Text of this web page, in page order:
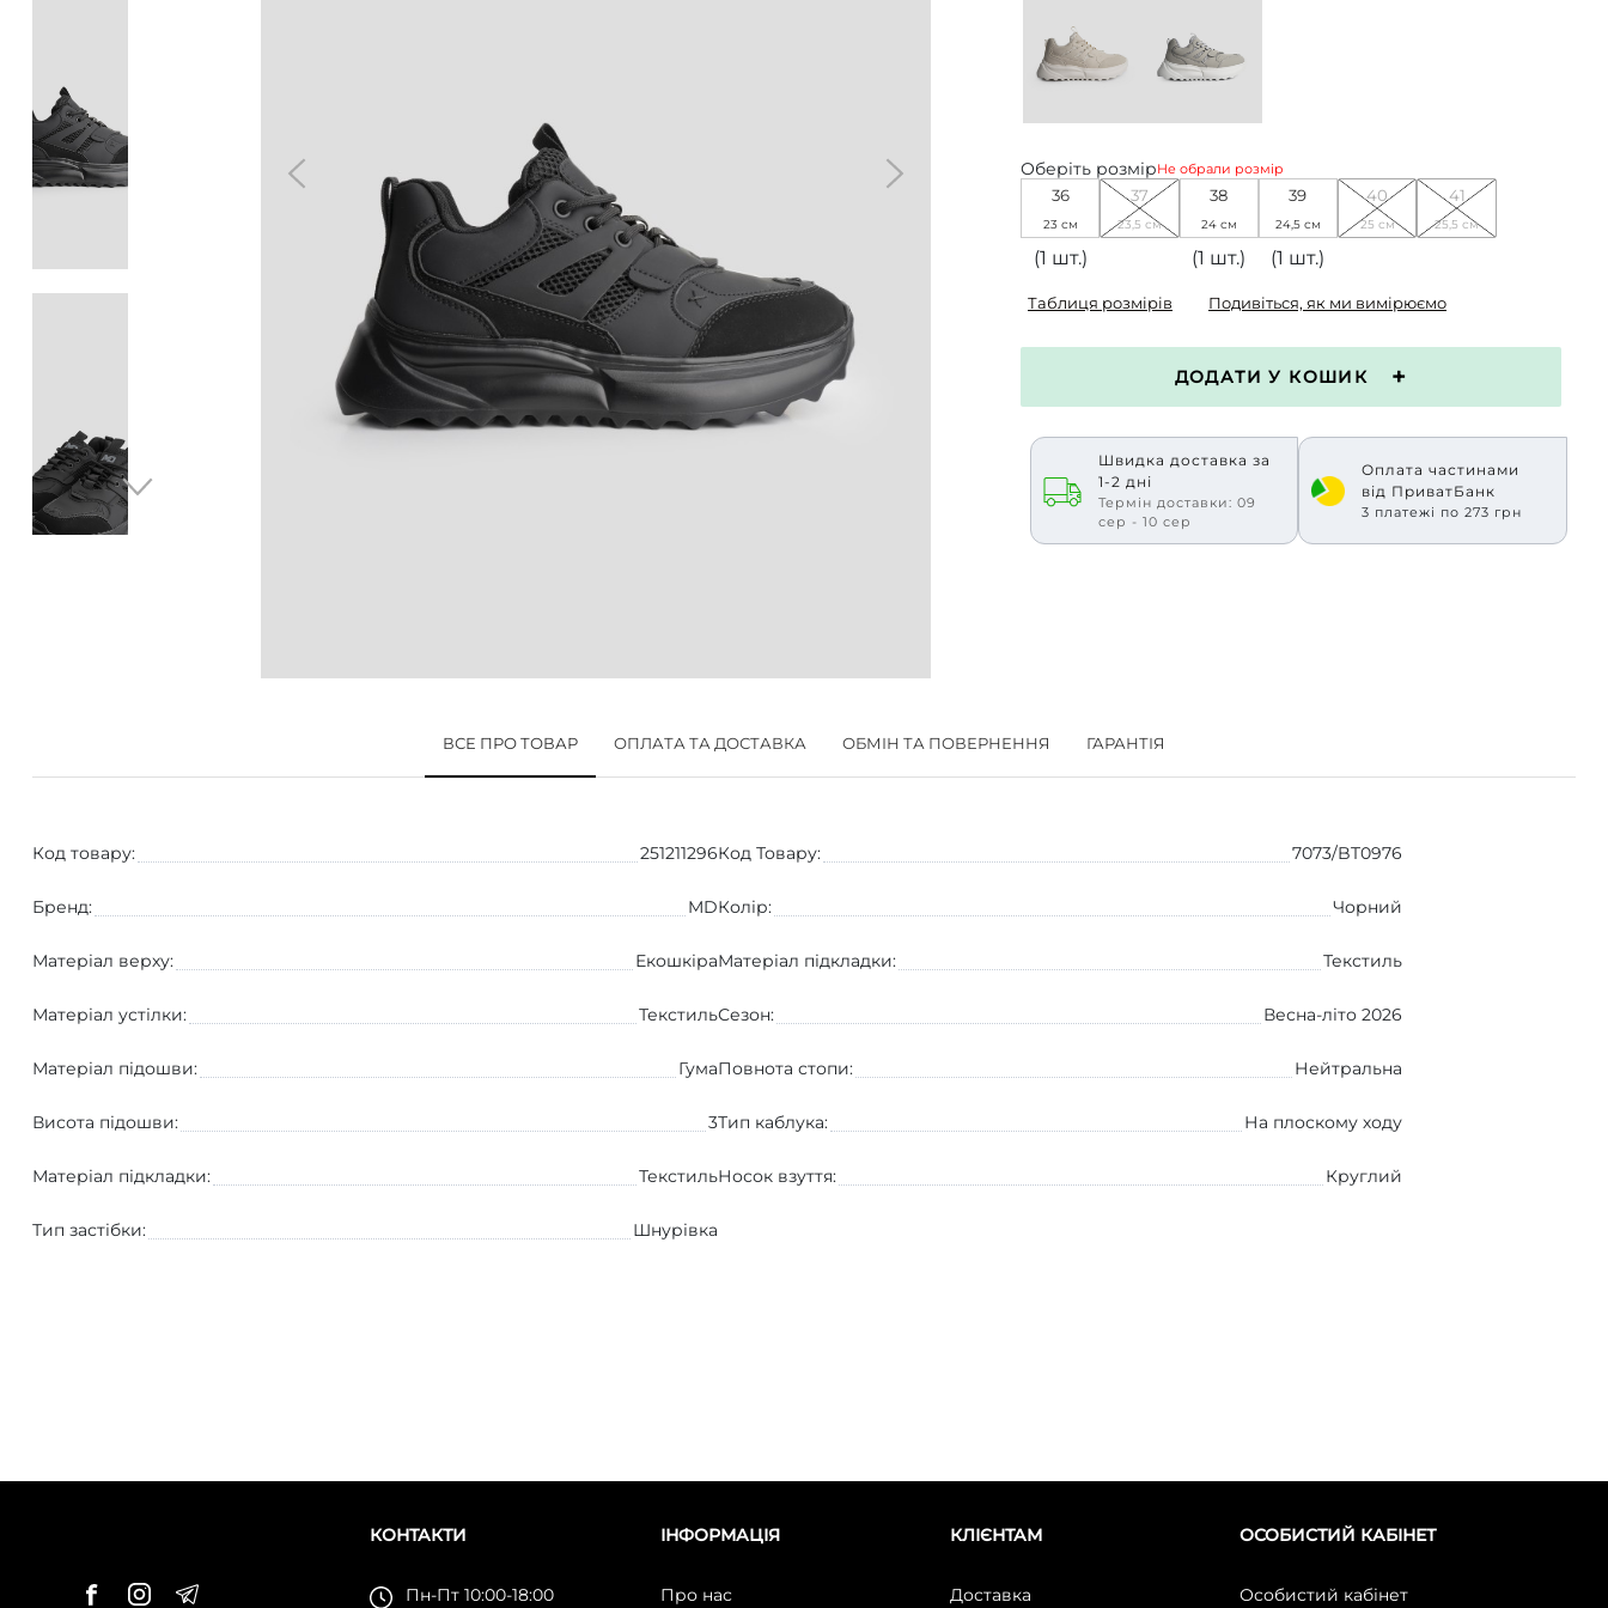
Оберіть розмірНе обрали розмір
36
23 см
(1 шт.)
37
23,5 см
38
24 см
(1 шт.)
39
24,5 см
(1 шт.)
40
25 см
41
25,5 см
Таблиця розмірів Подивіться, як ми вимірюємо
ДОДАТИ У КОШИК
Швидка доставка за
1-2 дні
Термін доставки: 09
сер - 10 сер
Оплата частинами
від ПриватБанк
3 платежі по 273 грн
ВСЕ ПРО ТОВАР ОПЛАТА ТА ДОСТАВКА ОБМІН ТА ПОВЕРНЕННЯ ГАРАНТІЯ
Код товару: 251211296Код Товару: 7073/BT0976
Бренд: MDКолір: Чорний
Матеріал верху: ЕкошкіраМатеріал підкладки: Текстиль
Матеріал устілки: ТекстильСезон: Весна-літо 2026
Матеріал підошви: ГумаПовнота стопи: Нейтральна
Висота підошви: 3Тип каблука: На плоскому ходу
Матеріал підкладки: ТекстильНосок взуття: Круглий
Тип застібки: Шнурівка
КОНТАКТИ
Пн-Пт 10:00-18:00
ІНФОРМАЦІЯ
Про нас
КЛІЄНТАМ
Доставка
ОСОБИСТИЙ КАБІНЕТ
Особистий кабінет